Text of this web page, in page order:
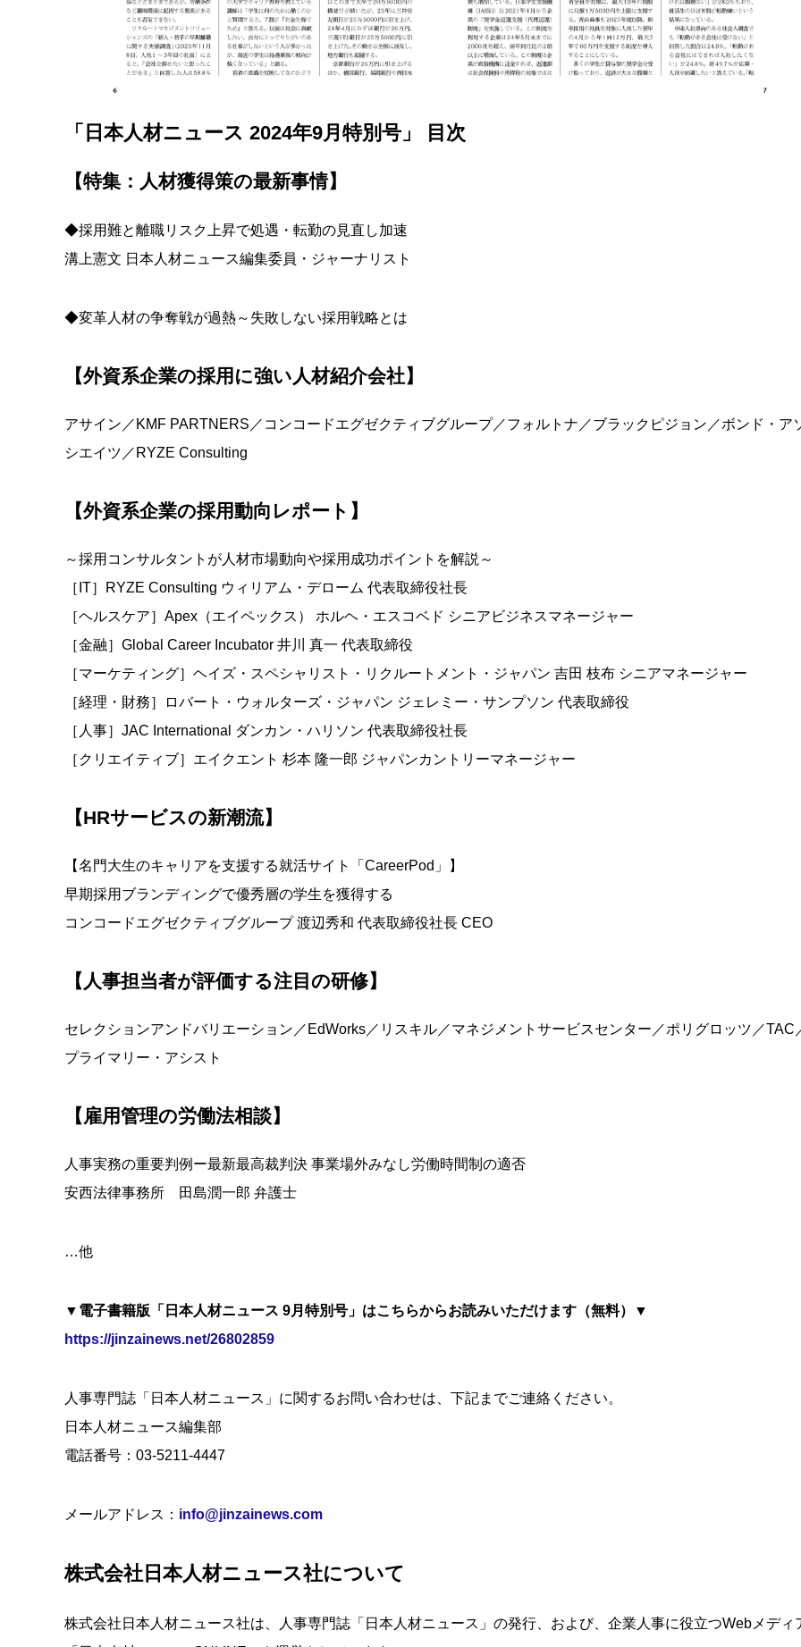
「日本人材ニュース 2024年9月特別号」 目次
【特集：人材獲得策の最新事情】
◆採用難と離職リスク上昇で処遇・転勤の見直し加速
溝上憲文 日本人材ニュース編集委員・ジャーナリスト
◆変革人材の争奪戦が過熱～失敗しない採用戦略とは
【外資系企業の採用に強い人材紹介会社】
アサイン／KMF PARTNERS／コンコードエグゼクティブグループ／フォルトナ／ブラックピジョン／ボンド・ア
シエイツ／RYZE Consulting
【外資系企業の採用動向レポート】
～採用コンサルタントが人材市場動向や採用成功ポイントを解説～
［IT］RYZE Consulting ウィリアム・デローム 代表取締役社長
［ヘルスケア］Apex（エイペックス） ホルヘ・エスコベド シニアビジネスマネージャー
［金融］Global Career Incubator 井川 真一 代表取締役
［マーケティング］ヘイズ・スペシャリスト・リクルートメント・ジャパン 吉田 枝布 シニアマネージャー
［経理・財務］ロバート・ウォルターズ・ジャパン ジェレミー・サンプソン 代表取締役
［人事］JAC International ダンカン・ハリソン 代表取締役社長
［クリエイティブ］エイクエント 杉本 隆一郎 ジャパンカントリーマネージャー
【HRサービスの新潮流】
【名門大生のキャリアを支援する就活サイト「CareerPod」】
早期採用ブランディングで優秀層の学生を獲得する
コンコードエグゼクティブグループ 渡辺秀和 代表取締役社長 CEO
【人事担当者が評価する注目の研修】
セレクションアンドバリエーション／EdWorks／リスキル／マネジメントサービスセンター／ポリグロッツ／TAC
プライマリー・アシスト
【雇用管理の労働法相談】
人事実務の重要判例ー最新最高裁判決 事業場外みなし労働時間制の適否
安西法律事務所 田島潤一郎 弁護士
…他
▼電子書籍版「日本人材ニュース 9月特別号」はこちらからお読みいただけます（無料）▼
https://jinzainews.net/26802859
人事専門誌「日本人材ニュース」に関するお問い合わせは、下記までご連絡ください。
日本人材ニュース編集部
電話番号：03-5211-4447
メールアドレス： info@jinzainews.com
株式会社⽇本⼈材ニュース社について
株式会社⽇本⼈材ニュース社は、人事専門誌「⽇本⼈材ニュース」の発⾏、および、企業⼈事に役⽴つWebメディ